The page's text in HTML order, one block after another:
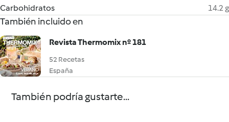
Carbohidratos
14.2 g
También incluido en
Revista Thermomix nº 181
52 Recetas
España
También podría gustarte...